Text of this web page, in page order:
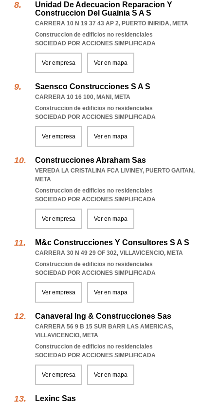
Unidad De Adecuacion Reparacion Y
Construccion Del Guainia S A S
CARRERA 10 N 19 37 43 AP 2, PUERTO INIRIDA, META
Construccion de edificios no residenciales
SOCIEDAD POR ACCIONES SIMPLIFICADA
Ver empresa Ver en mapa
Saensco Construcciones S A S
CARRERA 10 16 100, MANI , META
Construccion de edificios no residenciales
SOCIEDAD POR ACCIONES SIMPLIFICADA
Ver empresa Ver en mapa
Construcciones Abraham Sas
VEREDA LA CRISTALINA FCA LIVINEY, PUERTO GAITAN,
META
Construccion de edificios no residenciales
SOCIEDAD POR ACCIONES SIMPLIFICADA
Ver empresa Ver en mapa
M&c Construcciones Y Consultores S A S
CARRERA 30 N 49 29 OF 302, VILLAVICENCIO, META
Construccion de edificios no residenciales
SOCIEDAD POR ACCIONES SIMPLIFICADA
Ver empresa Ver en mapa
Canaveral Ing & Construcciones Sas
CARRERA 56 9 B 15 SUR BARR LAS AMERICAS,
VILLAVICENCIO, META
Construccion de edificios no residenciales
SOCIEDAD POR ACCIONES SIMPLIFICADA
Ver empresa Ver en mapa
Lexinc Sas